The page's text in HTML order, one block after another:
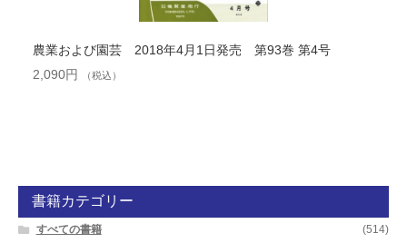
農業および園芸 2018年4月1日発売 第93巻 第4号
2,090円 （税込）
書籍カテゴリー
すべての書籍 (514)